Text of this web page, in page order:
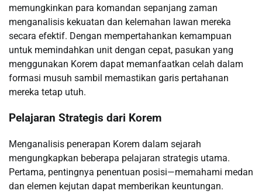
memungkinkan para komandan sepanjang zaman
menganalisis kekuatan dan kelemahan lawan mereka
secara efektif. Dengan mempertahankan kemampuan
untuk memindahkan unit dengan cepat, pasukan yang
menggunakan Korem dapat memanfaatkan celah dalam
formasi musuh sambil memastikan garis pertahanan
mereka tetap utuh.
Pelajaran Strategis dari Korem
Menganalisis penerapan Korem dalam sejarah
mengungkapkan beberapa pelajaran strategis utama.
Pertama, pentingnya penentuan posisi—memahami medan
dan elemen kejutan dapat memberikan keuntungan.